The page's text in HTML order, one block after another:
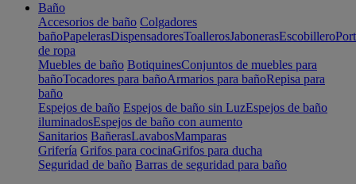
Baño
Accesorios de baño Colgadores
bañoPapelerasDispensadoresToallerosJabonerasEscobillero
de ropa
Muebles de baño BotiquinesConjuntos de muebles para
bañoTocadores para bañoArmarios para bañoRepisa para
baño
Espejos de baño Espejos de baño sin LuzEspejos de baño
iluminadosEspejos de baño con aumento
Sanitarios BañerasLavabosMamparas
Grifería Grifos para cocinaGrifos para ducha
Seguridad de baño Barras de seguridad para baño